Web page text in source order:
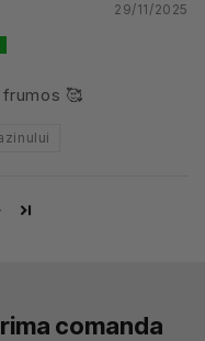
29/11/2025
🥰
comanda